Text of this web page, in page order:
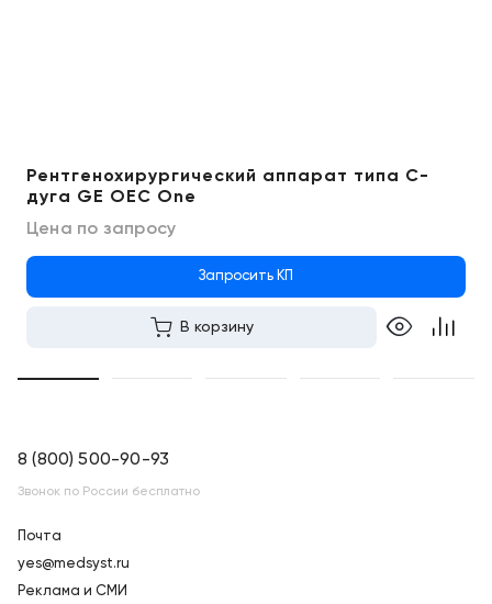
Рентгенохирургический аппарат типа С-
дуга GE OEC One
Цена по запросу
Запросить КП
В корзину
8 (800) 500-90-93
Звонок по России бесплатно
Почта
yes@medsyst.ru
Реклама и СМИ